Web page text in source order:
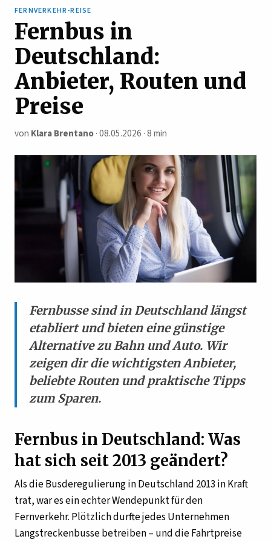
FERNVERKEHR-REISE
Fernbus in
Deutschland:
Anbieter, Routen und
Preise
von Klara Brentano· 08.05.2026 · 8 min
Fernbusse sind in Deutschland längst
etabliert und bieten eine günstige
Alternative zu Bahn und Auto. Wir
zeigen dir die wichtigsten Anbieter,
beliebte Routen und praktische Tipps
zum Sparen.
Fernbus in Deutschland: Was
hat sich seit 2013 geändert?
Als die Busderegulierung in Deutschland 2013 in Kraft
trat, war es ein echter Wendepunkt für den
Fernverkehr. Plötzlich durfte jedes Unternehmen
Langstreckenbusse betreiben – und die Fahrtpreise